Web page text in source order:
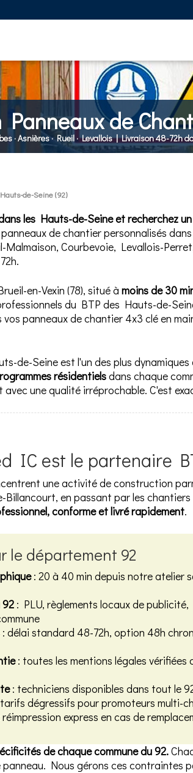
de
· Asnières · Rueil · Levallois | Livraison 48-72h
Hauts-de-Seine (92)
les Hauts-de-Seine et recherchez
de chantier personnalisés
Malmaison, Courbevoie, Levallois-
en-Vexin (78), situé à moins de 30
du BTP des Hauts-de-
panneaux de chantier 4x3 clé en
de-Seine est l'un des plus
résidentielsdans chaque
avec une qualité irréprochable. C'est
IC est le partenaire
une activité de construction
en passant par les
conforme et livré rapidement.
le département 92
: 20 à 40 min depuis notre atelier
92 : PLU, règlements locaux de publicité,
: délai standard 48-72h, option 48h
: toutes les mentions légales vérifiées
: techniciens disponibles dans tout le
dégressifs pour promoteurs multi-
réimpression express en cas de
de chaque commune du 92.
Nous gérons ces contraintes